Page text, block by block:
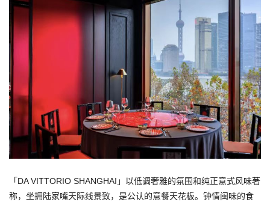
「DA VITTORIO SHANGHAI」以低调奢雅的氛围和纯正意式风味著
称，坐拥陆家嘴天际线景致，是公认的意餐天花板。钟情闽味的食